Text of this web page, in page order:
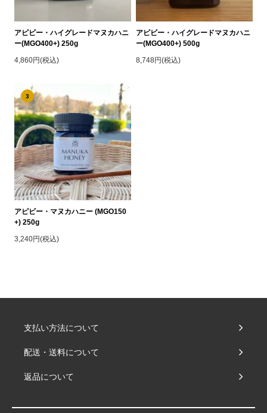
アピビー・ハイグレードマヌカハニ
ー(MGO400+) 250g
4,860円(税込)
アピビー・ハイグレードマヌカハニ
ー(MGO400+) 500g
8,748円(税込)
3
アピビー・マヌカハニー (MGO150
+) 250g
3,240円(税込)
支払い方法について
配送・送料について
返品について